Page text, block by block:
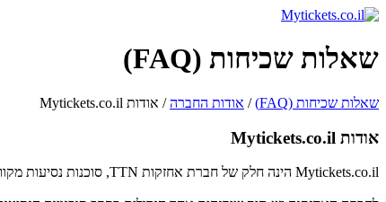
שאלות שכיחות (FAQ)
שאלות שכיחות (FAQ) / אודות החברה/ אודות Mytickets.co.il
אודות Mytickets.co.il
Mytickets.co.il הינה חלק של חברת אחזקות TTN, סוכנות נסיעות מקוונת אחת המובילות והמתפתחות באירופה.